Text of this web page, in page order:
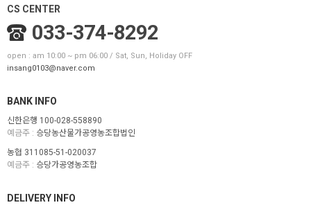
CS CENTER
033-374-8292
open : am 10:00 ~ pm 06:00 / Sat, Sun, Holiday OFF
insang0103@naver.com
BANK INFO
신한은행 100-028-558890
예금주 : 승당농산물가공영농조합법인
농협 311085-51-020037
예금주 : 승당가공영농조합
DELIVERY INFO